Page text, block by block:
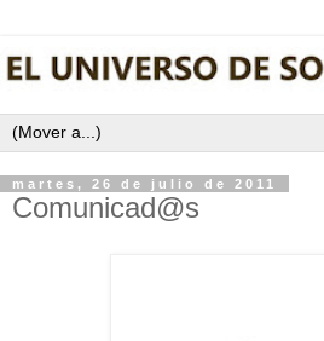
martes, 26 de julio de 2011
Comunicad@s